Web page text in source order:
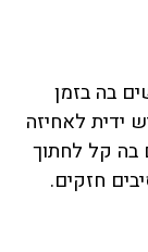
בה בזמן
ידית לאחיזה
בה קל לחתוך
חזקים.